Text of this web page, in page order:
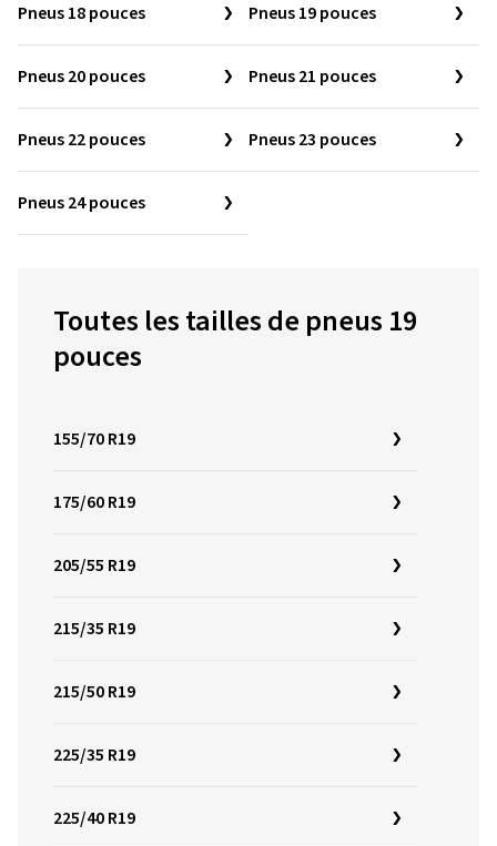
Pneus 18 pouces Pneus 19 pouces
Pneus 20 pouces Pneus 21 pouces
Pneus 22 pouces Pneus 23 pouces
Pneus 24 pouces
Toutes les tailles de pneus 19
pouces
155/70 R19
175/60 R19
205/55 R19
215/35 R19
215/50 R19
225/35 R19
225/40 R19